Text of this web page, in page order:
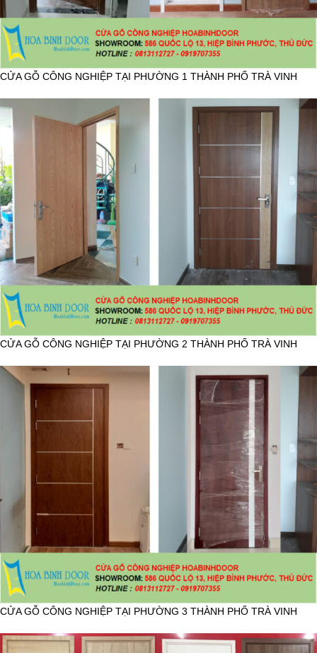
CỬA GỖ CÔNG NGHIỆP TẠI PHƯỜNG 1 THÀNH PHỐ TRÀ VINH
CỬA GỖ CÔNG NGHIỆP TẠI PHƯỜNG 2 THÀNH PHỐ TRÀ VINH
CỬA GỖ CÔNG NGHIỆP TẠI PHƯỜNG 3 THÀNH PHỐ TRÀ VINH